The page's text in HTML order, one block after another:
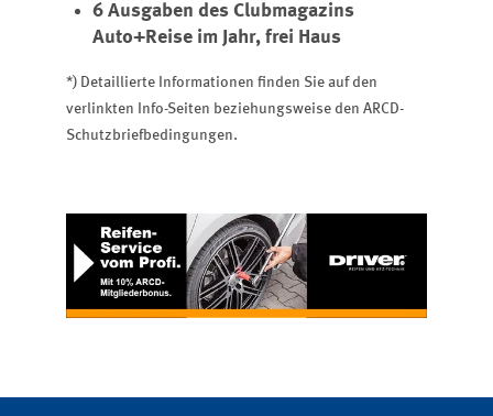
6 Ausgaben des Clubmagazins
Auto+Reise im Jahr, frei Haus
*) Detaillierte Informationen finden Sie auf den
verlinkten Info-Seiten beziehungsweise den ARCD-
Schutzbriefbedingungen.